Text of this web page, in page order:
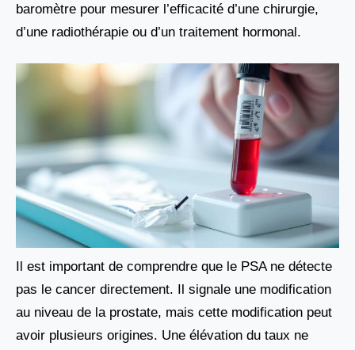
baromètre pour mesurer l’efficacité d’une chirurgie,
d’une radiothérapie ou d’un traitement hormonal.
Il est important de comprendre que le PSA ne détecte
pas le cancer directement. Il signale une modification
au niveau de la prostate, mais cette modification peut
avoir plusieurs origines. Une élévation du taux ne